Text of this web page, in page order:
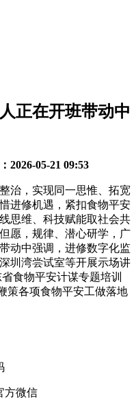
正在开班带动中
2026-05-21 09:53
，实现同一思惟、拓宽
进修机遇，紧扣食物平安
思维、科技赋能取社会共
愿，规律、潜心研学，广
动中强调，进修数字化监
圳湾尝试室等开展示场讲
食物平安计谋专题培训
策各项食物平安工做落地
方微信